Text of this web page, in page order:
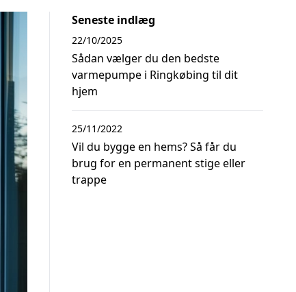
Seneste indlæg
Sådan vælger du den bedste
varmepumpe i Ringkøbing til dit
hjem
22/10/2025
Vil du bygge en hems? Så får du
brug for en permanent stige eller
trappe
25/11/2022